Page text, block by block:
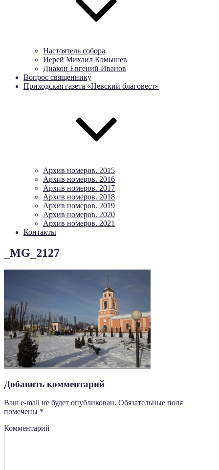
Настоятель собора
Иерей Михаил Камышев
Диакон Евгений Иванов
Вопрос священнику
Приходская газета «Невский благовест»
Архив номеров. 2015
Архив номеров. 2016
Архив номеров. 2017
Архив номеров. 2018
Архив номеров. 2019
Архив номеров. 2020
Архив номеров. 2021
Контакты
_MG_2127
Добавить комментарий
Ваш e-mail не будет опубликован. Обязательные поля
помечены *
Комментарий